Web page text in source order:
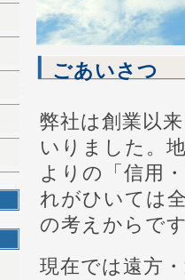
ごあいさつ
弊社は創業以
いりました。
よりの「信用
れがひいては
の考えからで
現在では遠方